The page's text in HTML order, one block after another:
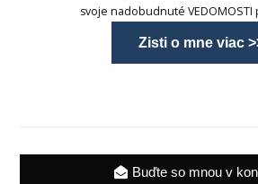
svoje nadobudnuté VEDOMOSTI
Zisti o mne viac
Buďte so mnou v